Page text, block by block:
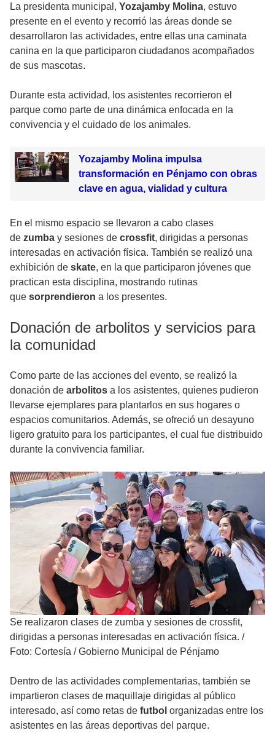
La presidenta municipal, Yozajamby Molina, estuvo
presente en el evento y recorrió las áreas donde se
desarrollaron las actividades, entre ellas una caminata
canina en la que participaron ciudadanos acompañados
de sus mascotas.
Durante esta actividad, los asistentes recorrieron el
parque como parte de una dinámica enfocada en la
convivencia y el cuidado de los animales.
Yozajamby Molina impulsa
transformación en Pénjamo con obras
clave en agua, vialidad y cultura
En el mismo espacio se llevaron a cabo clases
de zumba y sesiones de crossfit, dirigidas a personas
interesadas en activación física. También se realizó una
exhibición de skate, en la que participaron jóvenes que
practican esta disciplina, mostrando rutinas
que sorprendieron a los presentes.
Donación de arbolitos y servicios para
la comunidad
Como parte de las acciones del evento, se realizó la
donación de arbolitos a los asistentes, quienes pudieron
llevarse ejemplares para plantarlos en sus hogares o
espacios comunitarios. Además, se ofreció un desayuno
ligero gratuito para los participantes, el cual fue distribuido
durante la convivencia familiar.
Se realizaron clases de zumba y sesiones de crossfit,
dirigidas a personas interesadas en activación física. /
Foto: Cortesía / Gobierno Municipal de Pénjamo
Dentro de las actividades complementarias, también se
impartieron clases de maquillaje dirigidas al público
interesado, así como retas de futbol organizadas entre los
asistentes en las áreas deportivas del parque.